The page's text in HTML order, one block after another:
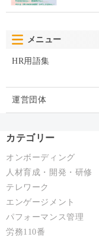
メニュー
HR用語集
運営団体
カテゴリー
オンボーディング
人材育成・開発・研修
テレワーク
エンゲージメント
パフォーマンス管理
労務110番